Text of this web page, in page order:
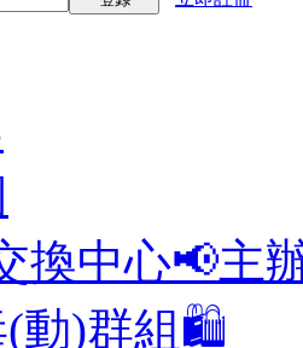
換中心📢主
(動)群組🛍️